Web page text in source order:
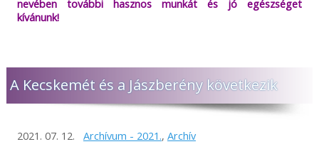
nevében további hasznos munkát és jó egészséget
kívánunk!
A Kecskemét és a Jászberény következik
2021. 07. 12. Archívum - 2021., Archív